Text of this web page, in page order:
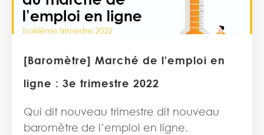
[Baromètre] Marché de l'emploi en
ligne : 3e trimestre 2022
Qui dit nouveau trimestre dit nouveau
baromètre de l’emploi en ligne.